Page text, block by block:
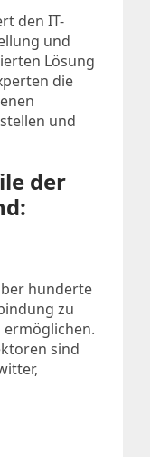
den IT-
und
Lösung
die
und
der
hunderte
zu
sind